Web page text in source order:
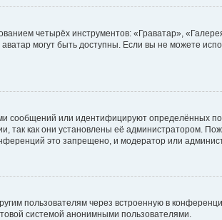
четырёх инструментов: «Граватар»,
могут быть доступны. Если вы не можете
или идентифицируют определённых
как они установлены её администратором.
это запрещено, и модератор или
пользователям через встроенную в
системой анонимными пользователями.